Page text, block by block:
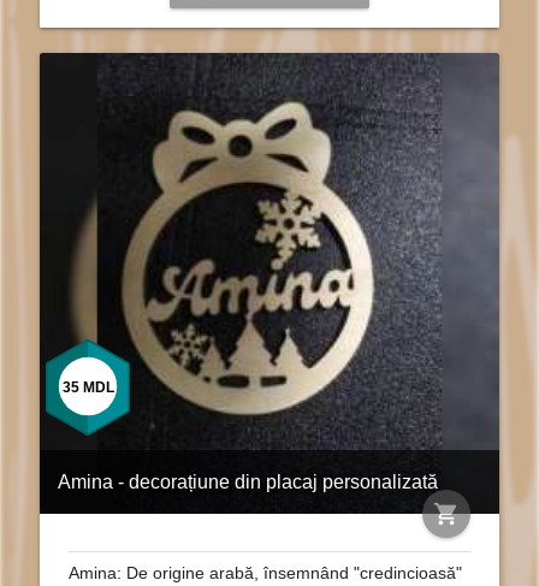
Amina - decorațiune din placaj personalizată
shopping_cart
35 MDL
Amina: De origine arabă, însemnând "credincioasă"